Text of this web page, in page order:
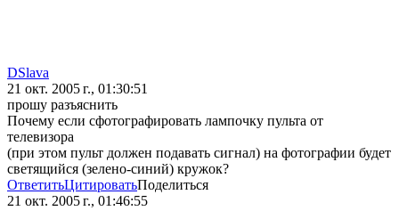
DSlava
21 окт. 2005 г., 01:30:51
прошу разъяснить
Почему если сфотографировать лампочку пульта от
телевизора
(при этом пульт должен подавать сигнал) на фотографии будет
светящийся (зелено-синий) кружок?
ОтветитьЦитироватьПоделиться
21 окт. 2005 г., 01:46:55